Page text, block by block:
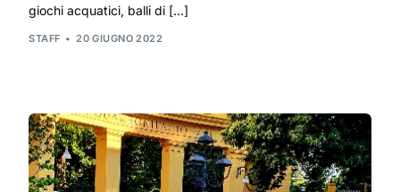
giochi acquatici, balli di […]
STAFF 20 GIUGNO 2022